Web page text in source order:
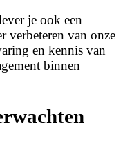
je ook een
verbeteren van onze
en kennis van
binnen